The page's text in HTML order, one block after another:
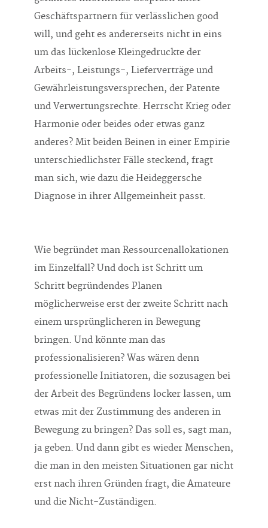
Geschäftspartnern für verlässlichen good
will, und geht es andererseits nicht in eins
um das lückenlose Kleingedruckte der
Arbeits-, Leistungs-, Lieferverträge und
Gewährleistungsversprechen, der Patente
und Verwertungsrechte. Herrscht Krieg oder
Harmonie oder beides oder etwas ganz
anderes? Mit beiden Beinen in einer Empirie
unterschiedlichster Fälle steckend, fragt
man sich, wie dazu die Heideggersche
Diagnose in ihrer Allgemeinheit passt.
Wie begründet man Ressourcenallokationen
im Einzelfall? Und doch ist Schritt um
Schritt begründendes Planen
möglicherweise erst der zweite Schritt nach
einem ursprünglicheren in Bewegung
bringen. Und könnte man das
professionalisieren? Was wären denn
professionelle Initiatoren, die sozusagen bei
der Arbeit des Begründens locker lassen, um
etwas mit der Zustimmung des anderen in
Bewegung zu bringen? Das soll es, sagt man,
ja geben. Und dann gibt es wieder Menschen,
die man in den meisten Situationen gar nicht
erst nach ihren Gründen fragt, die Amateure
und die Nicht-Zuständigen.